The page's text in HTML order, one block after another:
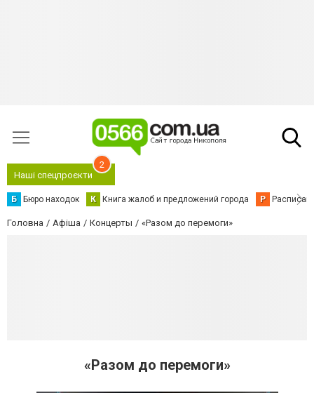
Наші спецпроєкти
2
Б Бюро находок К Книга жалоб и предложений города Р
Головна Афіша Концерты «Разом до перемоги»
«Разом до перемоги»